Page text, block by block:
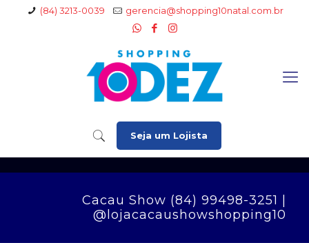
(84) 3213-0039 gerencia@shopping10natal.com.br
Seja um Lojista
Cacau Show (84) 99498-3251 |
@lojacacaushowshopping10